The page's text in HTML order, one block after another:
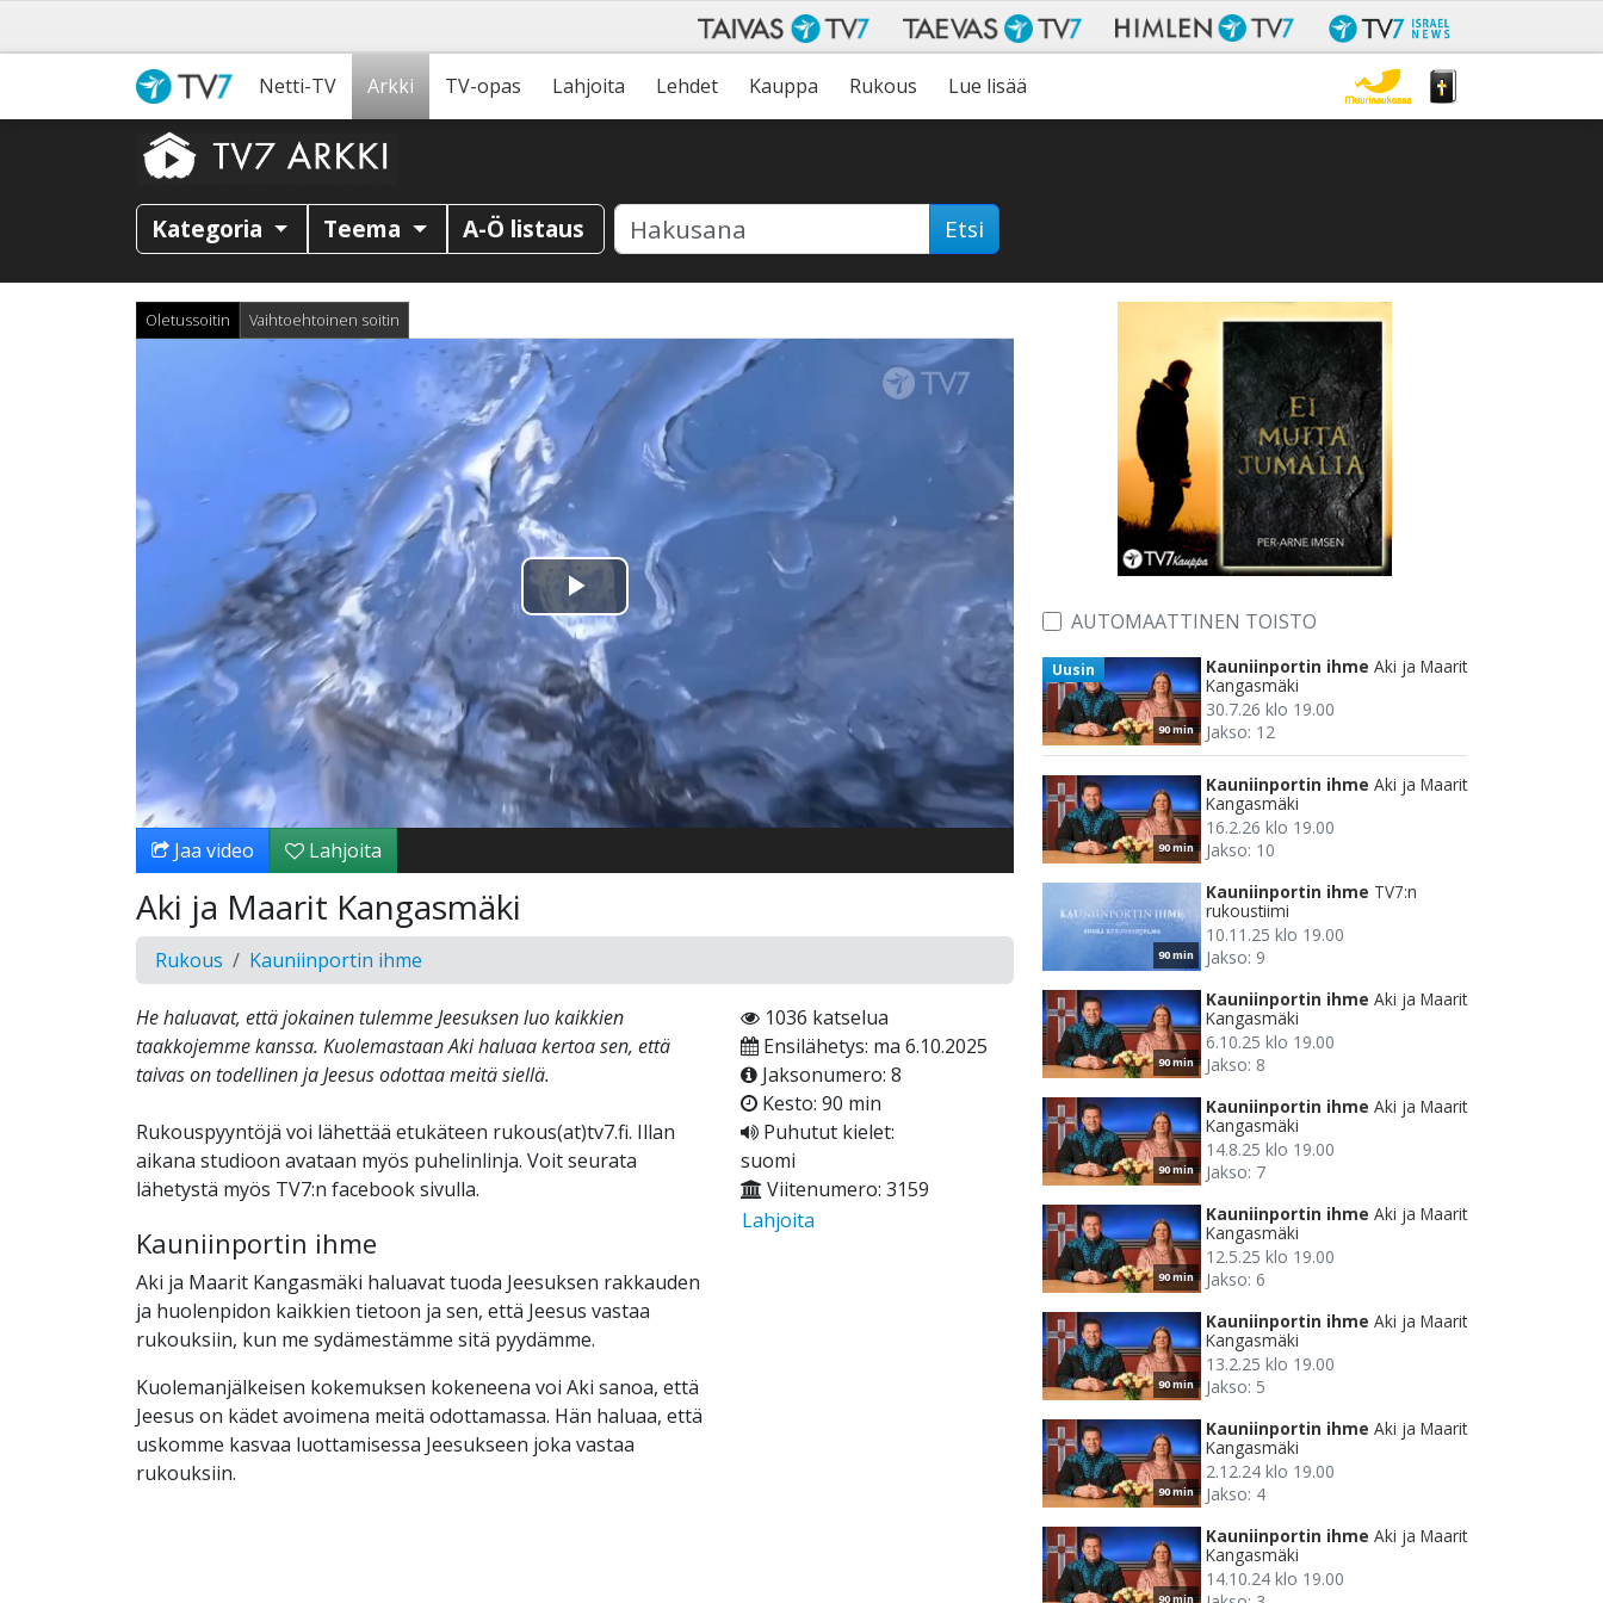
Netti-TV Arkki TV-opas Lahjoita Lehdet Kauppa Rukous Lue lisää
Kategoria Teema A-Ö listaus Etsi
Oletussoitin Vaihtoehtoinen soitin
Toista
Video
Jaa video Lahjoita
Aki ja Maarit Kangasmäki
Rukous Kauniinportin ihme
He haluavat, että jokainen tulemme Jeesuksen luo kaikkien
taakkojemme kanssa. Kuolemastaan Aki haluaa kertoa sen, että
taivas on todellinen ja Jeesus odottaa meitä siellä.
Rukouspyyntöjä voi lähettää etukäteen rukous(at)tv7.fi. Illan
aikana studioon avataan myös puhelinlinja. Voit seurata
lähetystä myös TV7:n facebook sivulla.
Kauniinportin ihme
Aki ja Maarit Kangasmäki haluavat tuoda Jeesuksen rakkauden
ja huolenpidon kaikkien tietoon ja sen, että Jeesus vastaa
rukouksiin, kun me sydämestämme sitä pyydämme.
Kuolemanjälkeisen kokemuksen kokeneena voi Aki sanoa, että
Jeesus on kädet avoimena meitä odottamassa. Hän haluaa, että
uskomme kasvaa luottamisessa Jeesukseen joka vastaa
rukouksiin.
1036 katselua
Ensilähetys: ma 6.10.2025
Jaksonumero: 8
Kesto: 90 min
Puhutut kielet:
suomi
Viitenumero: 3159
Lahjoita
AUTOMAATTINEN TOISTO
90 min
Uusin Kauniinportin ihme Aki ja Maarit
Kangasmäki
30.7.26 klo 19.00
Jakso: 12
90 min
Kauniinportin ihme Aki ja Maarit
Kangasmäki
16.2.26 klo 19.00
Jakso: 10
90 min
Kauniinportin ihme TV7:n
rukoustiimi
10.11.25 klo 19.00
Jakso: 9
90 min
Kauniinportin ihme Aki ja Maarit
Kangasmäki
6.10.25 klo 19.00
Jakso: 8
90 min
Kauniinportin ihme Aki ja Maarit
Kangasmäki
14.8.25 klo 19.00
Jakso: 7
90 min
Kauniinportin ihme Aki ja Maarit
Kangasmäki
12.5.25 klo 19.00
Jakso: 6
90 min
Kauniinportin ihme Aki ja Maarit
Kangasmäki
13.2.25 klo 19.00
Jakso: 5
90 min
Kauniinportin ihme Aki ja Maarit
Kangasmäki
2.12.24 klo 19.00
Jakso: 4
90 min
Kauniinportin ihme Aki ja Maarit
Kangasmäki
14.10.24 klo 19.00